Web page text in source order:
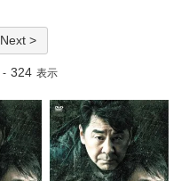
Next >
- 324 表示